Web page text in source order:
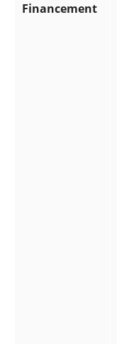
Financement